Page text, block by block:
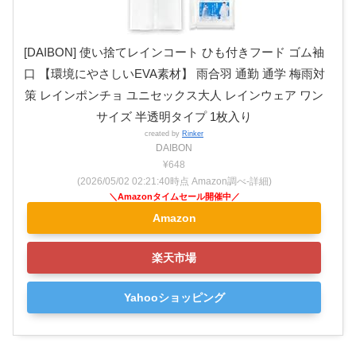
[DAIBON] 使い捨てレインコート ひも付きフード ゴム袖
口 【環境にやさしいEVA素材】 雨合羽 通勤 通学 梅雨対
策 レインポンチョ ユニセックス大人 レインウェア ワン
サイズ 半透明タイプ 1枚入り
created by Rinker
DAIBON
¥648
(2026/05/02 02:21:40時点 Amazon調べ-詳細)
Amazon
楽天市場
Yahooショッピング